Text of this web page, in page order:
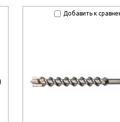
Добавить к